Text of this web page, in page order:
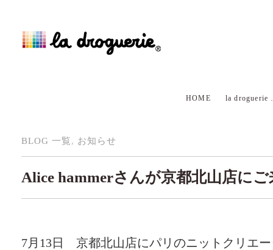
HOME la droguerie
BLOG 一覧, お知らせ
Alice hammerさんが京都北山店にご
7月13日 京都北山店にパリのニットクリエー